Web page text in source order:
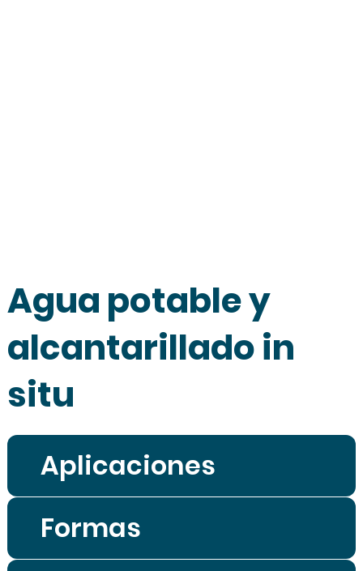
Agua potable y
alcantarillado in
situ
Aplicaciones
Formas